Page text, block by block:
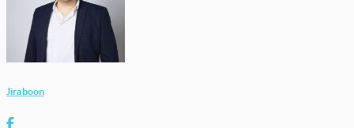
Jiraboon